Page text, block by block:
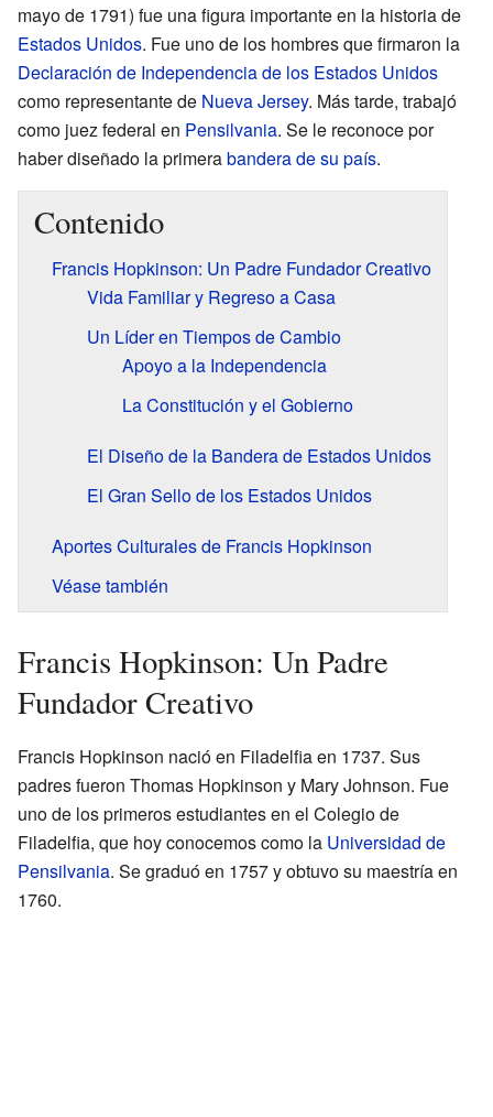
mayo de 1791) fue una figura importante en la historia de
Estados Unidos. Fue uno de los hombres que firmaron la
Declaración de Independencia de los Estados Unidos
como representante de Nueva Jersey. Más tarde, trabajó
como juez federal en Pensilvania. Se le reconoce por
haber diseñado la primerabandera de su país.
Contenido
Francis Hopkinson: Un Padre Fundador Creativo
Vida Familiar y Regreso a Casa
Un Líder en Tiempos de Cambio
Apoyo a la Independencia
La Constitución y el Gobierno
El Diseño de la Bandera de Estados Unidos
El Gran Sello de los Estados Unidos
Aportes Culturales de Francis Hopkinson
Véase también
Francis Hopkinson: Un Padre
Fundador Creativo
Francis Hopkinson nació en Filadelfia en 1737. Sus
padres fueron Thomas Hopkinson y Mary Johnson. Fue
uno de los primeros estudiantes en el Colegio de
Filadelfia, que hoy conocemos como la Universidad de
Pensilvania. Se graduó en 1757 y obtuvo su maestría en
1760.